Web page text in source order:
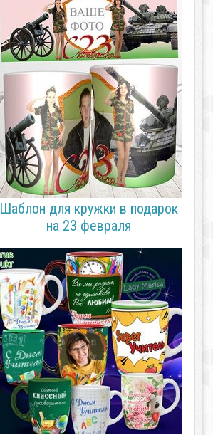
Шаблон для кружки в подарок
на 23 февраля